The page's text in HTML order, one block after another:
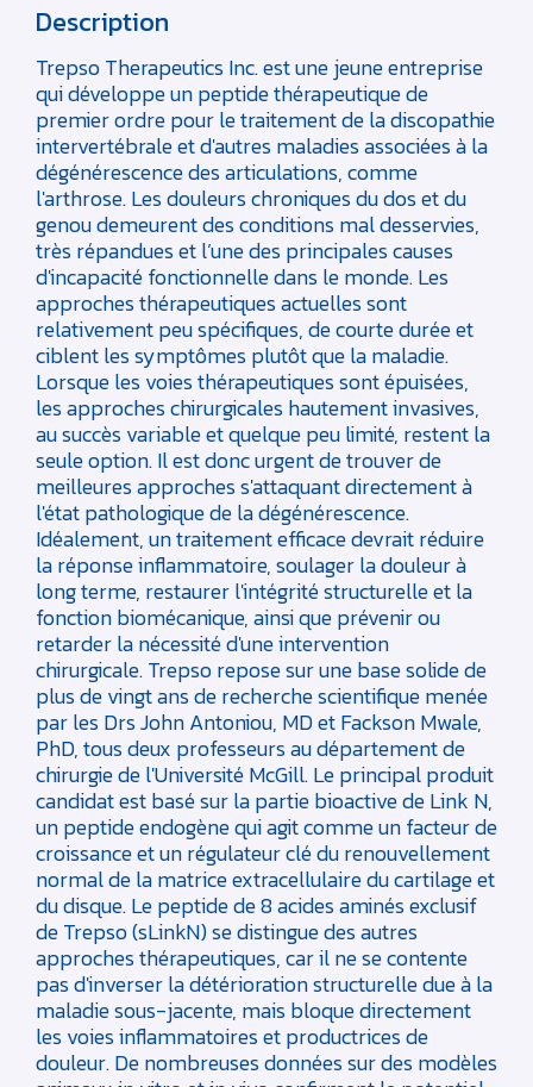
Description
Trepso Therapeutics Inc. est une jeune entreprise
qui développe un peptide thérapeutique de
premier ordre pour le traitement de la discopathie
intervertébrale et d'autres maladies associées à la
dégénérescence des articulations, comme
l'arthrose. Les douleurs chroniques du dos et du
genou demeurent des conditions mal desservies,
très répandues et l’une des principales causes
d'incapacité fonctionnelle dans le monde. Les
approches thérapeutiques actuelles sont
relativement peu spécifiques, de courte durée et
ciblent les symptômes plutôt que la maladie.
Lorsque les voies thérapeutiques sont épuisées,
les approches chirurgicales hautement invasives,
au succès variable et quelque peu limité, restent la
seule option. Il est donc urgent de trouver de
meilleures approches s'attaquant directement à
l'état pathologique de la dégénérescence.
Idéalement, un traitement efficace devrait réduire
la réponse inflammatoire, soulager la douleur à
long terme, restaurer l'intégrité structurelle et la
fonction biomécanique, ainsi que prévenir ou
retarder la nécessité d'une intervention
chirurgicale. Trepso repose sur une base solide de
plus de vingt ans de recherche scientifique menée
par les Drs John Antoniou, MD et Fackson Mwale,
PhD, tous deux professeurs au département de
chirurgie de l'Université McGill. Le principal produit
candidat est basé sur la partie bioactive de Link N,
un peptide endogène qui agit comme un facteur de
croissance et un régulateur clé du renouvellement
normal de la matrice extracellulaire du cartilage et
du disque. Le peptide de 8 acides aminés exclusif
de Trepso (sLinkN) se distingue des autres
approches thérapeutiques, car il ne se contente
pas d'inverser la détérioration structurelle due à la
maladie sous-jacente, mais bloque directement
les voies inflammatoires et productrices de
douleur. De nombreuses données sur des modèles